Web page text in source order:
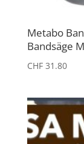
Metabo
Bandsäge
CHF31.80